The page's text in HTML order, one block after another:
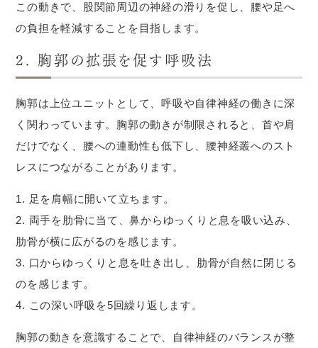
この動きで、股関節周辺の神経の滑りを促し、腰や足へ
の負担を軽減することを目指します。
2. 胸郭の拡張を促す呼吸法
胸郭は上位ユニットとして、呼吸や自律神経の働きに深
く関わっています。胸郭の動きが制限されると、首や肩
だけでなく、腰への連動性も低下し、腰神経叢へのスト
レスにつながることがあります。
足を肩幅に開いて立ちます。
両手を肋骨に当て、鼻からゆっくりと息を吸い込み、
肋骨が横に広がるのを感じます。
口からゆっくりと息を吐き出し、肋骨が自然に閉じる
のを感じます。
この深い呼吸を5回繰り返します。
胸郭の動きを意識することで、自律神経のバランスが整